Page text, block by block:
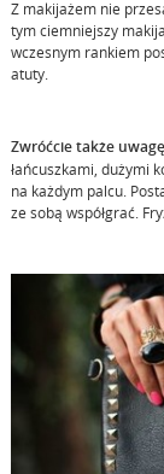
Z makijażem nie
tym ciemniejszy
wczesnym rankiem
atuty.
Zwróćcie także
łańcuszkami, dużymi
na każdym palcu.
ze sobą współgrać.